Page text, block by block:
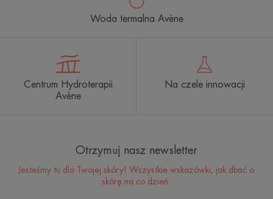
Woda termalna Avène
Centrum Hydroterapii
Avène
Na czele innowacji
Otrzymuj nasz newsletter
Jesteśmy tu dla Twojej skóry! Wszystkie wskazówki, jak dbać o
skórę na co dzień.